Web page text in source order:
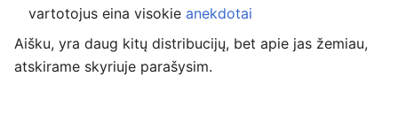
vartotojus eina visokie anekdotai
Aišku, yra daug kitų distribucijų, bet apie jas žemiau,
atskirame skyriuje parašysim.